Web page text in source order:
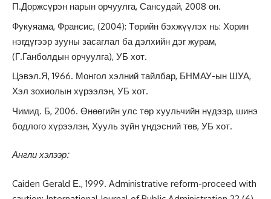
П.Доржсүрэн нарын орчуулга, Сансудай, 2008 он.
Фукуяама, Франсис, (2004): Төрийн бэхжүүлэх нь: Хорин
нэгдүгээр зууны засаглал ба дэлхийн дэг журам,
(Г.Ганболдын орчуулга), УБ хот.
Цэвэл.Я, 1966. Монгол хэлний тайлбар, БНМАУ-ын ШУА,
Хэл зохиолын хүрээлэн, УБ хот.
Чимид. Б, 2006. Өнөөгийн улс төр хуульчийн нүдээр, шинэ
бодлого хүрээлэн, Хууль зүйн үндэсний төв, УБ хот.
Англи хэлээр:
Caiden Gerald Е., 1999. Administrative reform-proceed with